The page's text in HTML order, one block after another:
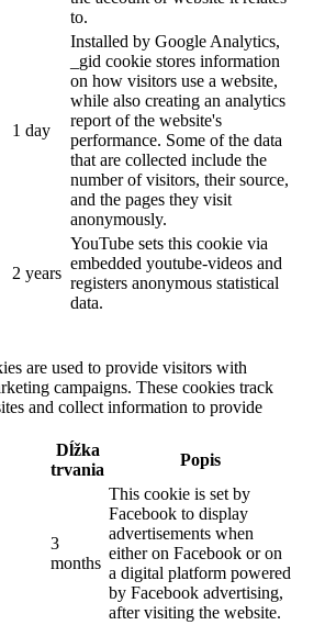
to.
1 day
Installed by Google Analytics,
_gid cookie stores information
on how visitors use a website,
while also creating an analytics
report of the website's
performance. Some of the data
that are collected include the
number of visitors, their source,
and the pages they visit
anonymously.
2 years
YouTube sets this cookie via
embedded youtube-videos and
registers anonymous statistical
data.
are used to provide visitors with
campaigns. These cookies track
and collect information to provide
Dĺžka
trvania
Popis
3
months
This cookie is set by
Facebook to display
advertisements when
either on Facebook or on
a digital platform powered
by Facebook advertising,
after visiting the website.